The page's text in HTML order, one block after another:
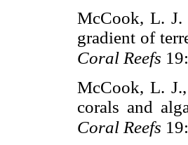
McCook, L. J.
gradient of
Coral Reefs
McCook, L.
corals and
Coral Reefs